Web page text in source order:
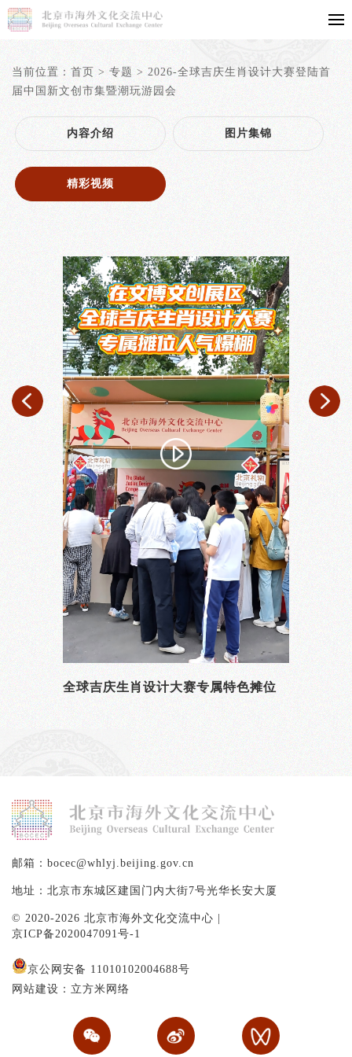
当前位置： 首页 > 专题 >2026-全球吉庆生肖设计大赛登陆首
届中国新文创市集暨潮玩游园会
内容介绍 图片集锦
精彩视频
全球吉庆生肖设计大赛专属特色摊位
热闹上线！
全球
驻“北
邮箱：bocec@whlyj.beijing.gov.cn
地址：北京市东城区建国门内大街7号光华长安大厦
© 2020-2026 北京市海外文化交流中心 |
京ICP备2020047091号-1
京公网安备 11010102004688号
网站建设：立方米网络